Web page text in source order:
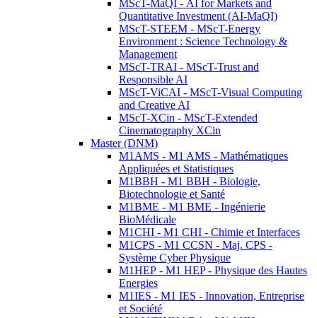
MScT-MaQI - AI for Markets and
Quantitative Investment (AI-MaQI)
MScT-STEEM - MScT-Energy
Environment : Science Technology &
Management
MScT-TRAI - MScT-Trust and
Responsible AI
MScT-ViCAI - MScT-Visual Computing
and Creative AI
MScT-XCin - MScT-Extended
Cinematography XCin
Master (DNM)
M1AMS - M1 AMS - Mathématiques
Appliquées et Statistiques
M1BBH - M1 BBH - Biologie,
Biotechnologie et Santé
M1BME - M1 BME - Ingénierie
BioMédicale
M1CHI - M1 CHI - Chimie et Interfaces
M1CPS - M1 CCSN - Maj. CPS -
Système Cyber Physique
M1HEP - M1 HEP - Physique des Hautes
Energies
M1IES - M1 IES - Innovation, Entreprise
et Société